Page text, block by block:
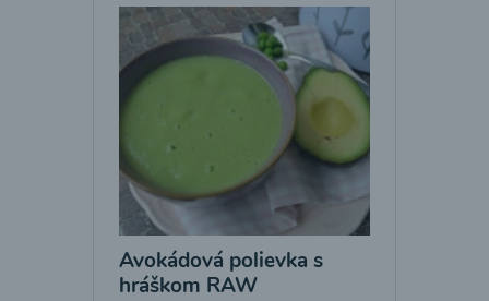
Avokádová polievka s
hráškom RAW